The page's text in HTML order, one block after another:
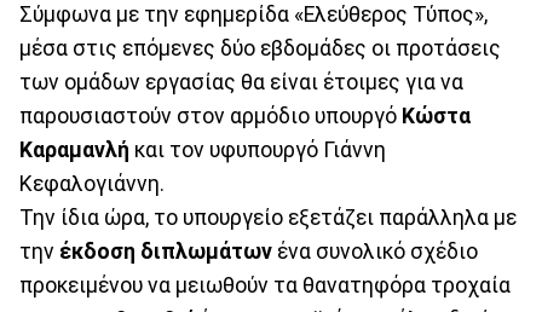
Σύμφωνα με την εφημερίδα «Ελεύθερος Τύπος»,
μέσα στις επόμενες δύο εβδομάδες οι προτάσεις
των ομάδων εργασίας θα είναι έτοιμες για να
παρουσιαστούν στον αρμόδιο υπουργό Κώστα
Καραμανλή και τον υφυπουργό Γιάννη
Κεφαλογιάννη.
Την ίδια ώρα, το υπουργείο εξετάζει παράλληλα με
την έκδοση διπλωμάτων ένα συνολικό σχέδιο
προκειμένου να μειωθούν τα θανατηφόρα τροχαία